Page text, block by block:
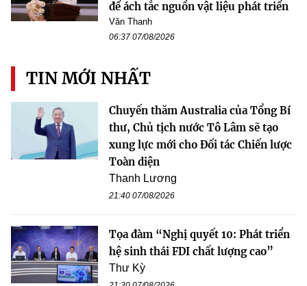
để ách tắc nguồn vật liệu phát triển
Văn Thanh
06:37 07/08/2026
TIN MỚI NHẤT
Chuyến thăm Australia của Tổng Bí
thư, Chủ tịch nước Tô Lâm sẽ tạo
xung lực mới cho Đối tác Chiến lược
Toàn diện
Thanh Lương
21:40 07/08/2026
Tọa đàm “Nghị quyết 10: Phát triển
hệ sinh thái FDI chất lượng cao”
Thư Kỳ